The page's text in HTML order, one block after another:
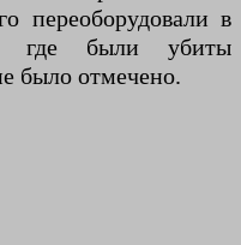
переоборудовали в
где были убиты
было отмечено.